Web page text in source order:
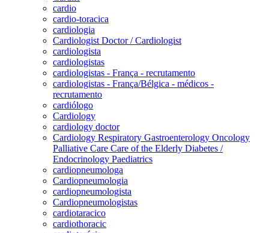
cardio
cardio-toracica
cardiologia
Cardiologist Doctor / Cardiologist
cardiologista
cardiologistas
cardiologistas - França - recrutamento
cardiologistas - França/Bélgica - médicos -
recrutamento
cardiólogo
Cardiology
cardiology doctor
Cardiology Respiratory Gastroenterology Oncology
Palliative Care Care of the Elderly Diabetes /
Endocrinology Paediatrics
cardiopneumologa
Cardiopneumologia
cardiopneumologista
Cardiopneumologistas
cardiotaracico
cardiothoracic